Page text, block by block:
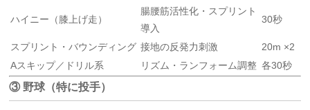
ハイニー（膝上げ走）
腸腰筋活性化・スプリント
導入
30秒
スプリント・バウンディング 接地の反発力刺激
20m ×2
Aスキップ／ドリル系
リズム・ランフォーム調整 各30秒
③ 野球（特に投手）